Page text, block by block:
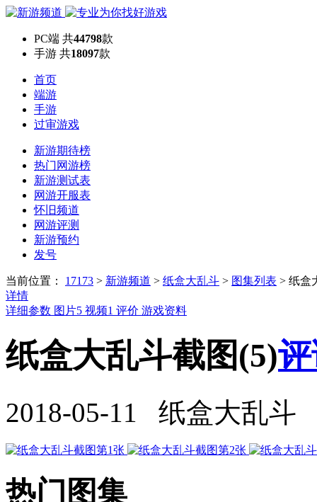
PC端 共44798款
手游 共18097款
首页
端游
手游
过审游戏
新游期待榜
热门网游榜
新游测试表
网游开服表
怀旧频道
网游评测
新游预约
发号
当前位置： 17173 > 新游频道 > 纸盒大乱斗 > 图集列表 > 纸盒
详情
详细参数 图片5 视频1 评价 游戏资料
纸盒大乱斗截图(5)
2018-05-11 纸盒大乱斗
热门图集